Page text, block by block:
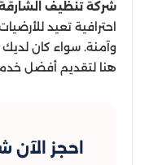
شركة تنظيف
احترافية تعيد
وآمنة. سواء كان
هنا لتقديم أفضل
احجز الآن